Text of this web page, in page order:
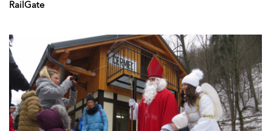
RailGate